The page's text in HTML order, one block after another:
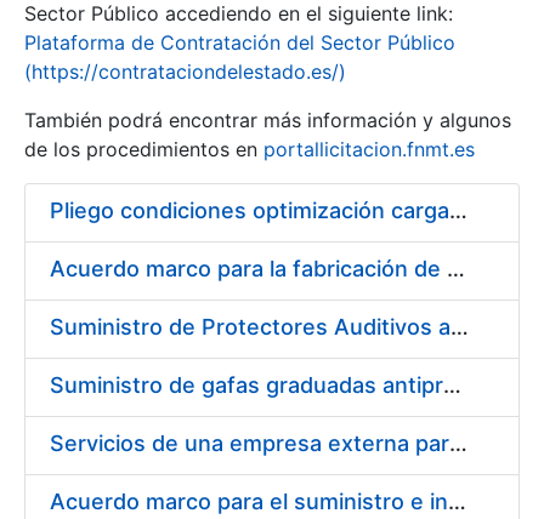
Sector Público accediendo en el siguiente link:
Plataforma de Contratación del Sector Público
(https://contrataciondelestado.es/)
También podrá encontrar más información y algunos
de los procedimientos en portallicitacion.fnmt.es
Pliego condiciones optimización cargas compras firmado
Acuerdo marco para la fabricación de piezas
Suministro de Protectores Auditivos a medida para las personas trabajadoras de los Centros de Trabajo de Madrid y Burgos
Suministro de gafas graduadas antiproyecciones para los trabajadores de la FNMT-RCM en los centros de trabajo de Madrid y Burgos
Servicios de una empresa externa para el asesoramiento y resolución de los recursos de alzada que se presentan relacionados con procesos de selección para la FNMT-RCM
Acuerdo marco para el suministro e instalación de persianas, estores y otros complementos